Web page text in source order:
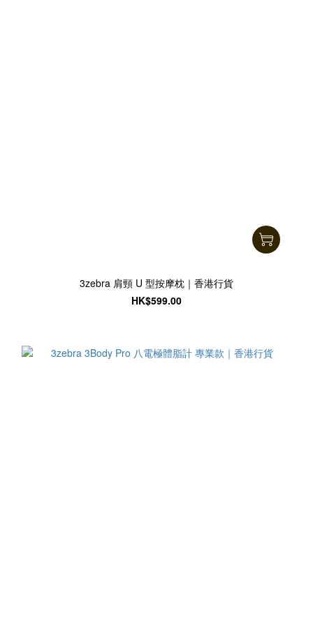
3zebra 肩頸 U 型按摩枕｜香港行貨
HK$599.00